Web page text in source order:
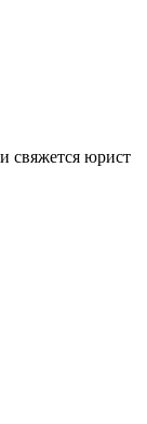
свяжется юрист